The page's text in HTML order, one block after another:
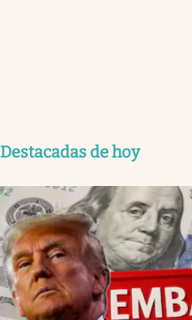
Destacadas de hoy